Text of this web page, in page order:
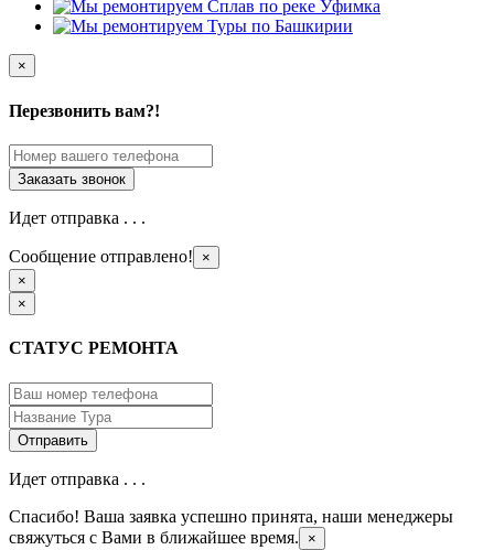
×
Перезвонить вам?!
Идет отправка . . .
Сообщение отправлено!
×
×
×
СТАТУС РЕМОНТА
Идет отправка . . .
Спасибо! Ваша заявка успешно принята, наши менеджеры
свяжуться с Вами в ближайшее время.
×